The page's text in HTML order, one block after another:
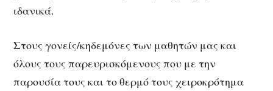
ιδανικά.
Στους γονείς/κηδεμόνες των μαθητών μας και
όλους τους παρευρισκόμενους που με την
παρουσία τους και το θερμό τους χειροκρότημα